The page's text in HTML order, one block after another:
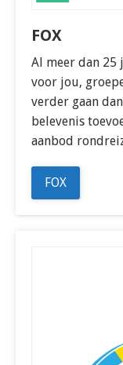
FOX
Al meer dan 25
voor jou,
verder gaan
belevenis
aanbod
FOX